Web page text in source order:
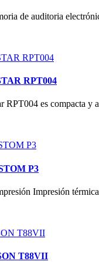
de auditoria
RPT004
RPT004 es compacta y
P3
Impresión
T88VII